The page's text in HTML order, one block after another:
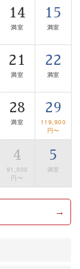
材の畳を使
のお風呂で
ます。 予め
泉の質を楽し
るプライベー
諏訪大社をご
用ご希望の方
14
満室
15
満室
21
満室
22
満室
28
満室
29
119,900
円〜
4
91,300
円〜
5
満室